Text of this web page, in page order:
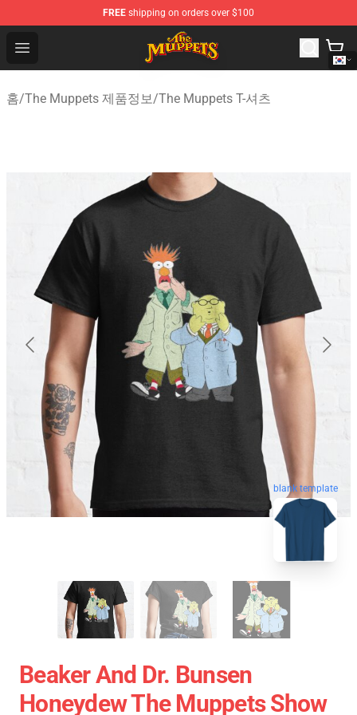
FREE shipping on orders over $100
Open menu
The Muppets Store - Official The Muppets Merchandise
홈/The Muppets 제품정보/The Muppets T-셔츠
blank template
Beaker And Dr. Bunsen
Honeydew The Muppets Show